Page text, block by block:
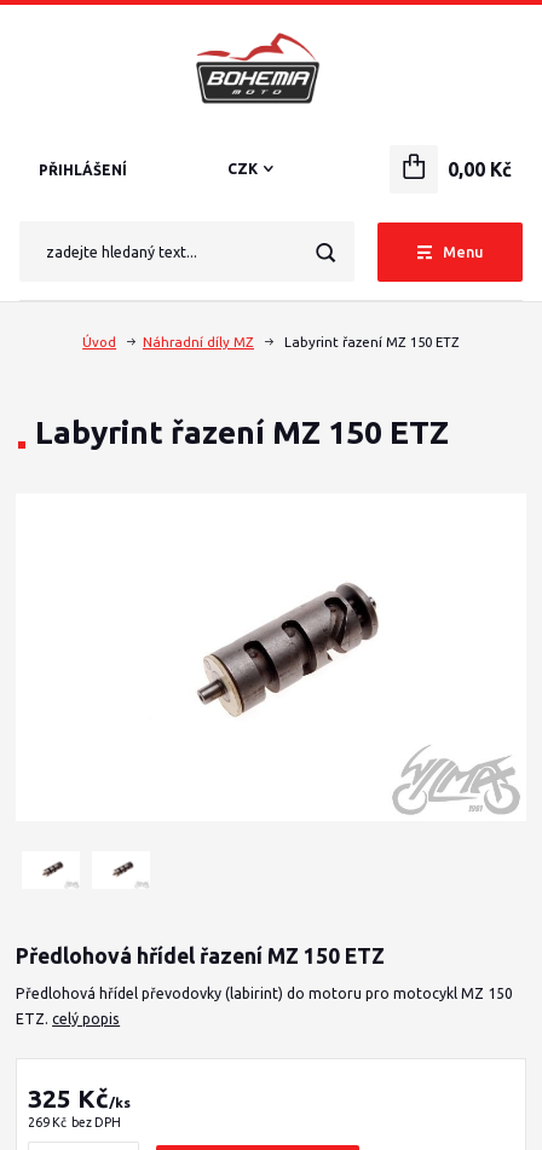
Menu
CZK
PŘIHLÁŠENÍ 0,00 Kč
Úvod Náhradní díly MZ Labyrint řazení MZ 150 ETZ
Labyrint řazení MZ 150 ETZ
Předlohová hřídel řazení MZ 150 ETZ
Předlohová hřídel převodovky (labirint) do motoru pro motocykl MZ 150
ETZ.celý popis
325 Kč/ks
269 Kč bez DPH